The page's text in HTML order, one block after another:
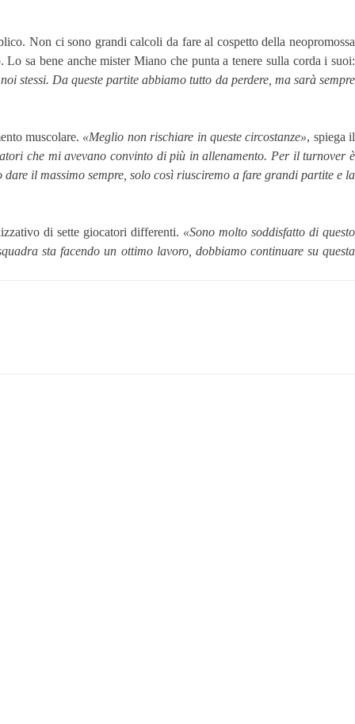
Non ci sono grandi calcoli da fare al cospetto della neopromossa
sa bene anche mister Miano che punta a tenere sulla corda i suoi:
stessi. Da queste partite abbiamo tutto da perdere, ma sarà sempre
muscolare. «Meglio non rischiare in queste circostanze», spiega il
che mi avevano convinto di più in allenamento. Per il turnover è
il massimo sempre, solo così riusciremo a fare grandi partite e la
di sette giocatori differenti. «Sono molto soddisfatto di questo
sta facendo un ottimo lavoro, dobbiamo continuare su questa